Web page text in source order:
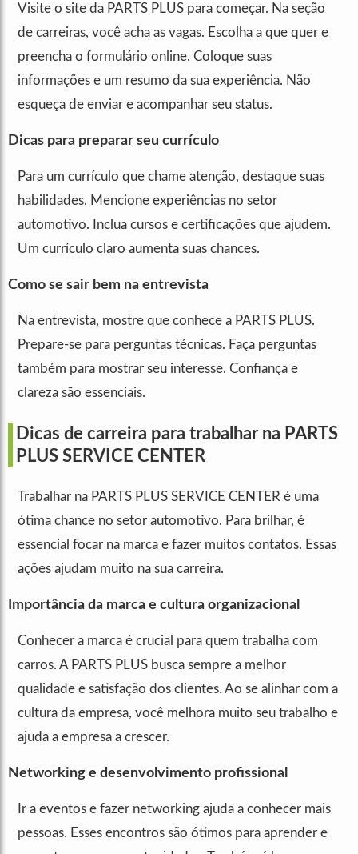
Visite o site da PARTS PLUS para começar. Na seção
de carreiras, você acha as vagas. Escolha a que quer e
preencha o formulário online. Coloque suas
informações e um resumo da sua experiência. Não
esqueça de enviar e acompanhar seu status.
Dicas para preparar seu currículo
Para um currículo que chame atenção, destaque suas
habilidades. Mencione experiências no setor
automotivo. Inclua cursos e certificações que ajudem.
Um currículo claro aumenta suas chances.
Como se sair bem na entrevista
Na entrevista, mostre que conhece a PARTS PLUS.
Prepare-se para perguntas técnicas. Faça perguntas
também para mostrar seu interesse. Confiança e
clareza são essenciais.
Dicas de carreira para trabalhar na PARTS
PLUS SERVICE CENTER
Trabalhar na PARTS PLUS SERVICE CENTER é uma
ótima chance no setor automotivo. Para brilhar, é
essencial focar na marca e fazer muitos contatos. Essas
ações ajudam muito na sua carreira.
Importância da marca e cultura organizacional
Conhecer a marca é crucial para quem trabalha com
carros. A PARTS PLUS busca sempre a melhor
qualidade e satisfação dos clientes. Ao se alinhar com a
cultura da empresa, você melhora muito seu trabalho e
ajuda a empresa a crescer.
Networking e desenvolvimento profissional
Ir a eventos e fazer networking ajuda a conhecer mais
pessoas. Esses encontros são ótimos para aprender e